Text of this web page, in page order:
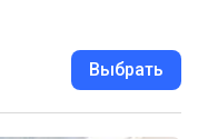
Выбрать